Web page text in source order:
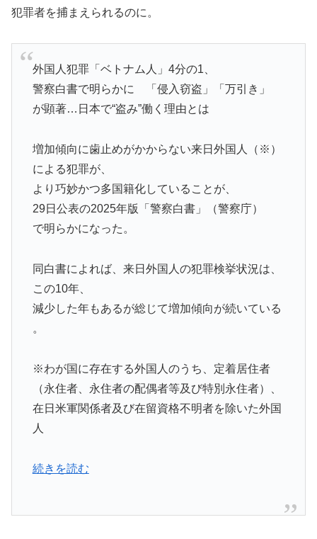
犯罪者を捕まえられるのに。
外国人犯罪「ベトナム人」4分の1、
警察白書で明らかに 「侵入窃盗」「万引き」
が顕著…日本で“盗み”働く理由とは
増加傾向に歯止めがかからない来日外国人（※）
による犯罪が、
より巧妙かつ多国籍化していることが、
29日公表の2025年版「警察白書」（警察庁）
で明らかになった。
同白書によれば、来日外国人の犯罪検挙状況は、
この10年、
減少した年もあるが総じて増加傾向が続いている
。
※わが国に存在する外国人のうち、定着居住者
（永住者、永住者の配偶者等及び特別永住者）、
在日米軍関係者及び在留資格不明者を除いた外国
人
続きを読む